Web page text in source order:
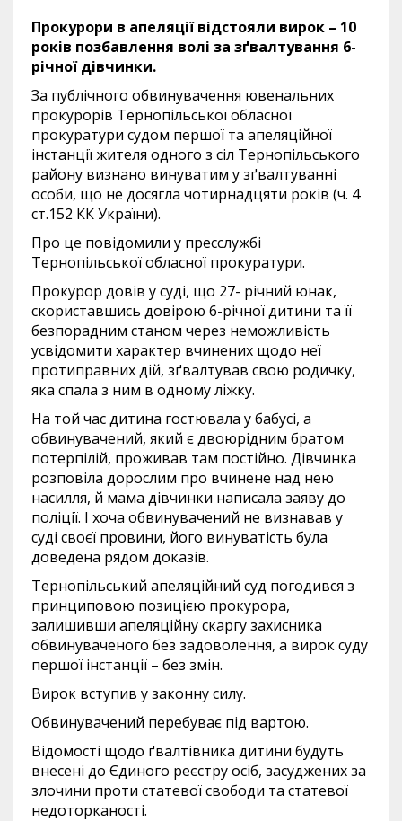
Прокурори в апеляції відстояли вирок – 10
років позбавлення волі за зґвалтування 6-
річної дівчинки.
За публічного обвинувачення ювенальних
прокурорів Тернопільської обласної
прокуратури судом першої та апеляційної
інстанції жителя одного з сіл Тернопільського
району визнано винуватим у зґвалтуванні
особи, що не досягла чотирнадцяти років (ч. 4
ст.152 КК України).
Про це повідомили у пресслужбі
Тернопільської обласної прокуратури.
Прокурор довів у суді, що 27- річний юнак,
скориставшись довірою 6-річної дитини та її
безпорадним станом через неможливість
усвідомити характер вчинених щодо неї
протиправних дій, зґвалтував свою родичку,
яка спала з ним в одному ліжку.
На той час дитина гостювала у бабусі, а
обвинувачений, який є двоюрідним братом
потерпілій, проживав там постійно. Дівчинка
розповіла дорослим про вчинене над нею
насилля, й мама дівчинки написала заяву до
поліції. І хоча обвинувачений не визнавав у
суді своєї провини, його винуватість була
доведена рядом доказів.
Тернопільський апеляційний суд погодився з
принциповою позицією прокурора,
залишивши апеляційну скаргу захисника
обвинуваченого без задоволення, а вирок суду
першої інстанції – без змін.
Вирок вступив у законну силу.
Обвинувачений перебуває під вартою.
Відомості щодо ґвалтівника дитини будуть
внесені до Єдиного реєстру осіб, засуджених за
злочини проти статевої свободи та статевої
недоторканості.